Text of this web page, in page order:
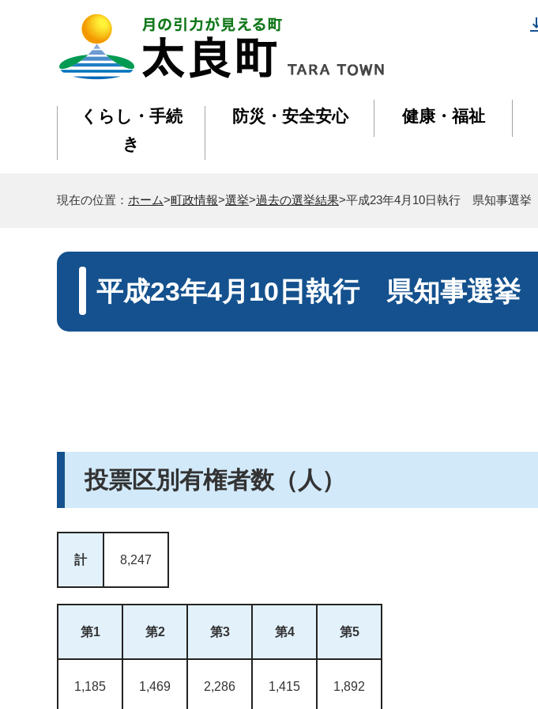
くらし・手続
き
防災・安全安心 健康・福祉
現在の位置： ホーム>町政情報>選挙>過去の選挙結果>平成23年4月10日執行 県知事選挙
平成23年4月10日執行 県知事選挙
投票区別有権者数（人）
計 8,247
第1 第2 第3 第4 第5
1,185 1,469 2,286 1,415 1,892